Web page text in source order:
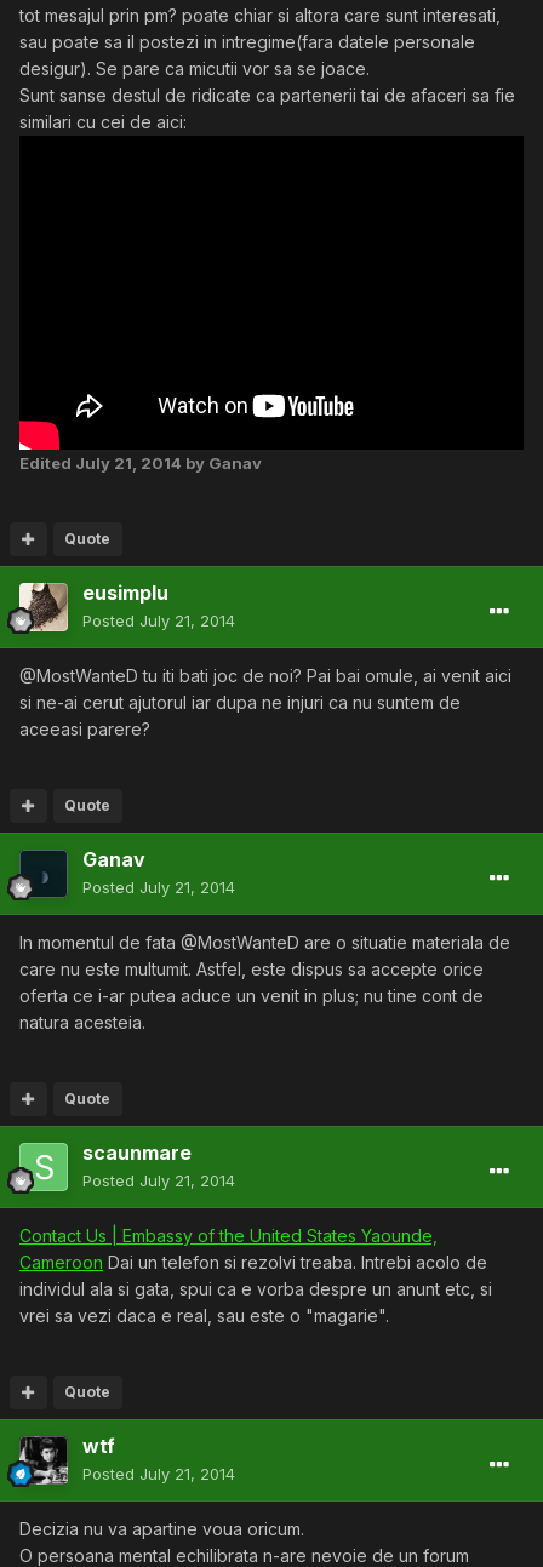
tot mesajul prin pm? poate chiar si altora care sunt interesati,
sau poate sa il postezi in intregime(fara datele personale
desigur). Se pare ca micutii vor sa se joace.
Sunt sanse destul de ridicate ca partenerii tai de afaceri sa fie
similari cu cei de aici:
Edited July 21, 2014 by Ganav
Quote
eusimplu
Posted July 21, 2014
@MostWanteD tu iti bati joc de noi? Pai bai omule, ai venit aici
si ne-ai cerut ajutorul iar dupa ne injuri ca nu suntem de
aceeasi parere?
Quote
Ganav
Posted July 21, 2014
In momentul de fata @MostWanteD are o situatie materiala de
care nu este multumit. Astfel, este dispus sa accepte orice
oferta ce i-ar putea aduce un venit in plus; nu tine cont de
natura acesteia.
Quote
scaunmare
Posted July 21, 2014
Contact Us | Embassy of the United States Yaounde,
Cameroon Dai un telefon si rezolvi treaba. Intrebi acolo de
individul ala si gata, spui ca e vorba despre un anunt etc, si
vrei sa vezi daca e real, sau este o "magarie".
Quote
wtf
Posted July 21, 2014
Decizia nu va apartine voua oricum.
O persoana mental echilibrata n-are nevoie de un forum